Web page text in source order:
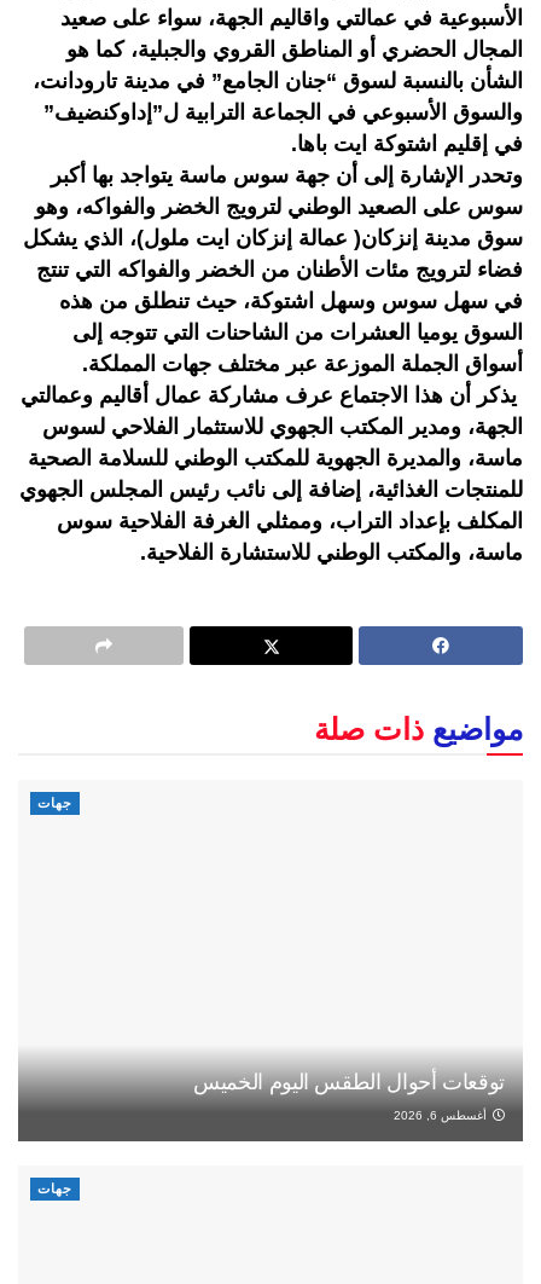
الأسبوعية في عمالتي واقاليم الجهة، سواء على صعيد
المجال الحضري أو المناطق القروي والجبلية، كما هو
الشأن بالنسبة لسوق “جنان الجامع” في مدينة تارودانت،
والسوق الأسبوعي في الجماعة الترابية ل”إداوكنضيف”
في إقليم اشتوكة ايت باها.
وتحدر الإشارة إلى أن جهة سوس ماسة يتواجد بها أكبر
سوس على الصعيد الوطني لترويج الخضر والفواكه، وهو
سوق مدينة إنزكان( عمالة إنزكان ايت ملول)، الذي يشكل
فضاء لترويج مئات الأطنان من الخضر والفواكه التي تنتج
في سهل سوس وسهل اشتوكة، حيث تنطلق من هذه
السوق يوميا العشرات من الشاحنات التي تتوجه إلى
أسواق الجملة الموزعة عبر مختلف جهات المملكة.
يذكر أن هذا الاجتماع عرف مشاركة عمال أقاليم وعمالتي
الجهة، ومدير المكتب الجهوي للاستثمار الفلاحي لسوس
ماسة، والمديرة الجهوية للمكتب الوطني للسلامة الصحية
للمنتجات الغذائية، إضافة إلى نائب رئيس المجلس الجهوي
المكلف بإعداد التراب، وممثلي الغرفة الفلاحية سوس
ماسة، والمكتب الوطني للاستشارة الفلاحية.
مواضيع ذات صلة
جهات
توقعات أحوال الطقس اليوم الخميس
أغسطس 6, 2026
جهات